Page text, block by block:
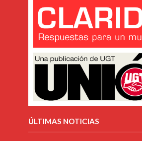
ÚLTIMAS NOTICIAS